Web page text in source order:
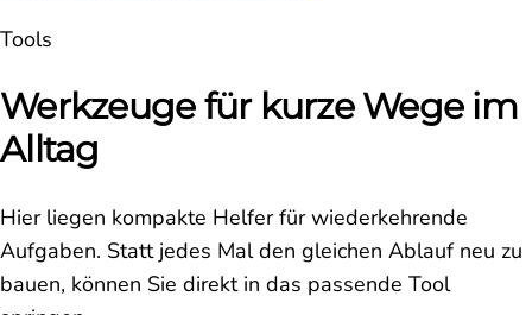
Tools
Werkzeuge für kurze Wege im
Alltag
Hier liegen kompakte Helfer für wiederkehrende
Aufgaben. Statt jedes Mal den gleichen Ablauf neu zu
bauen, können Sie direkt in das passende Tool